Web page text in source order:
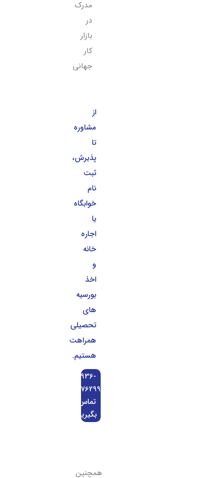
مدرک
در
بازار
کار
جهانی
از
مشاوره
تا
پذیرش،
ثبت
نام
خوابگاه
یا
اجاره
خانه
و
اخذ
بورسیه
های
تحصیلی
همراهت
هستیم.
0936-
0676299
تماس
بگیرید
همچنین